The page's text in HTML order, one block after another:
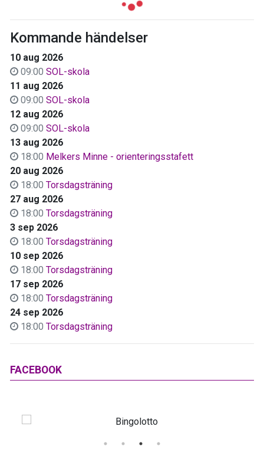
Kommande händelser
10 aug 2026
09:00 SOL-skola
11 aug 2026
09:00 SOL-skola
12 aug 2026
09:00 SOL-skola
13 aug 2026
18:00 Melkers Minne - orienteringsstafett
20 aug 2026
18:00 Torsdagsträning
27 aug 2026
18:00 Torsdagsträning
3 sep 2026
18:00 Torsdagsträning
10 sep 2026
18:00 Torsdagsträning
17 sep 2026
18:00 Torsdagsträning
24 sep 2026
18:00 Torsdagsträning
FACEBOOK